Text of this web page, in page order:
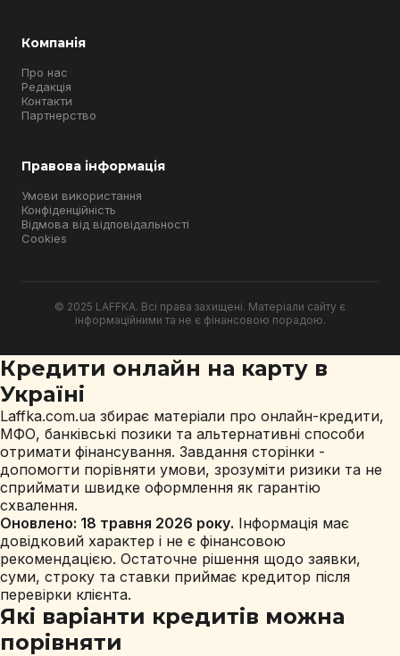
Компанія
Про нас
Редакція
Контакти
Партнерство
Правова інформація
Умови використання
Конфіденційність
Відмова від відповідальності
Cookies
© 2025 LAFFKA. Всі права захищені. Матеріали сайту є
інформаційними та не є фінансовою порадою.
Кредити онлайн на карту в
Україні
Laffka.com.ua збирає матеріали про онлайн-кредити,
МФО, банківські позики та альтернативні способи
отримати фінансування. Завдання сторінки -
допомогти порівняти умови, зрозуміти ризики та не
сприймати швидке оформлення як гарантію
схвалення.
Оновлено: 18 травня 2026 року. Інформація має
довідковий характер і не є фінансовою
рекомендацією. Остаточне рішення щодо заявки,
суми, строку та ставки приймає кредитор після
перевірки клієнта.
Які варіанти кредитів можна
порівняти